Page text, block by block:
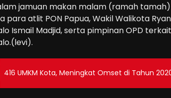
jamuan makan malam (ramah
para atlit PON Papua, Wakil Walikota
Ismail Madjid, serta pimpinan OPD
416 UMKM Kota, Meningkat Omset di Tahun